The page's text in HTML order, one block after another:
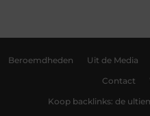
Beroemdheden Uit de Media
Contact
Koop backlinks: de